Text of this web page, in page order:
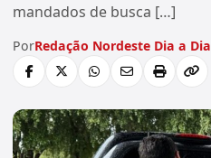
mandados de busca […]
PorRedação Nordeste Dia a Dia